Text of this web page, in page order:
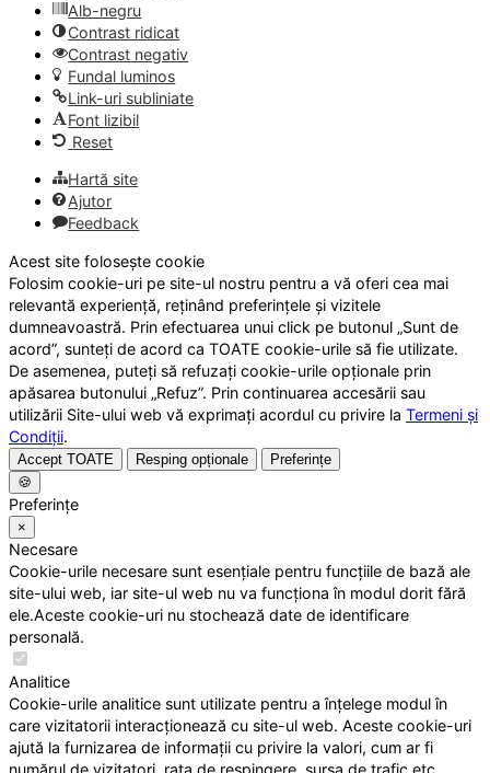
Alb-negru
Contrast ridicat
Contrast negativ
Fundal luminos
Link-uri subliniate
Font lizibil
Reset
Hartă site
Ajutor
Feedback
Acest site folosește cookie
Folosim cookie-uri pe site-ul nostru pentru a vă oferi cea mai
relevantă experiență, reținând preferințele și vizitele
dumneavoastră. Prin efectuarea unui click pe butonul „Sunt de
acord”, sunteți de acord ca TOATE cookie-urile să fie utilizate.
De asemenea, puteți să refuzați cookie-urile opționale prin
apăsarea butonului „Refuz”. Prin continuarea accesării sau
utilizării Site-ului web vă exprimați acordul cu privire la Termeni și
Condiții.
Accept TOATE Resping opționale
Preferințe
🍪
Preferințe
×
Necesare
Cookie-urile necesare sunt esențiale pentru funcțiile de bază ale
site-ului web, iar site-ul web nu va funcționa în modul dorit fără
ele.Aceste cookie-uri nu stochează date de identificare
personală.
Analitice
Cookie-urile analitice sunt utilizate pentru a înțelege modul în
care vizitatorii interacționează cu site-ul web. Aceste cookie-uri
ajută la furnizarea de informații cu privire la valori, cum ar fi
numărul de vizitatori, rata de respingere, sursa de trafic etc.